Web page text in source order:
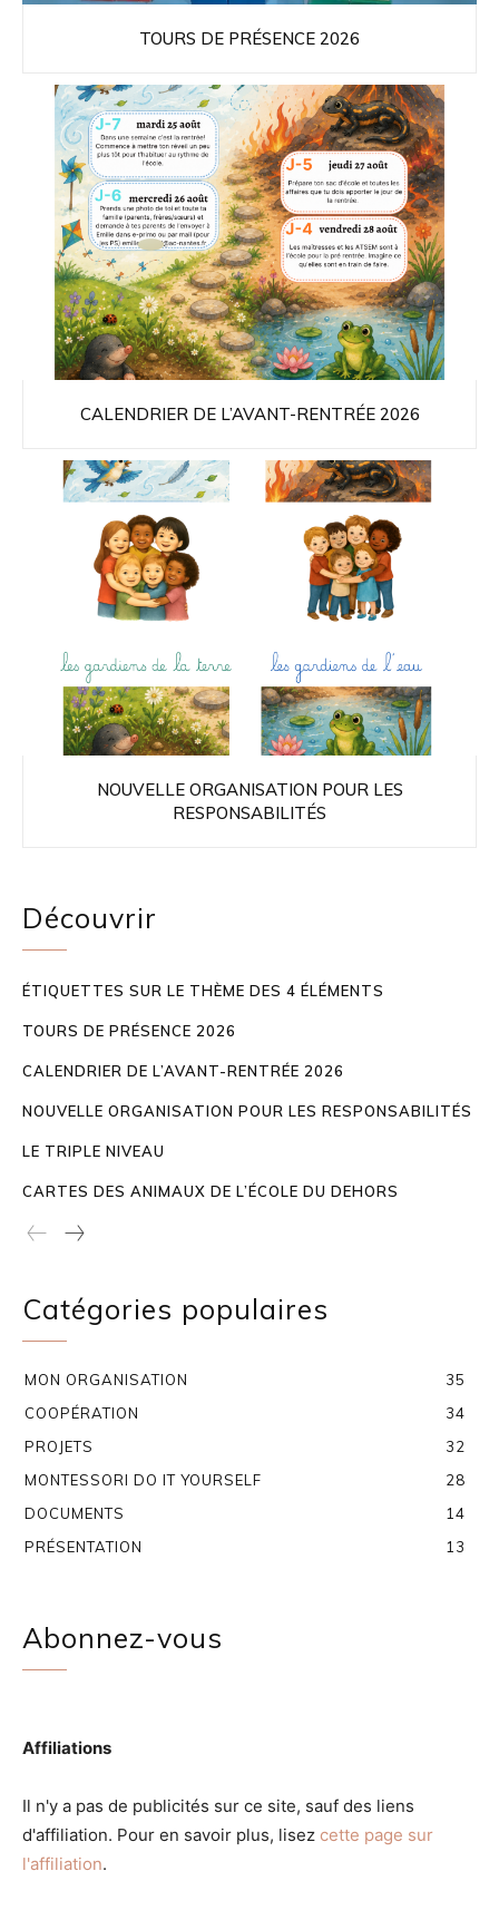
TOURS DE PRÉSENCE 2026
CALENDRIER DE L’AVANT-RENTRÉE 2026
NOUVELLE ORGANISATION POUR LES
RESPONSABILITÉS
Découvrir
ÉTIQUETTES SUR LE THÈME DES 4 ÉLÉMENTS
TOURS DE PRÉSENCE 2026
CALENDRIER DE L’AVANT-RENTRÉE 2026
NOUVELLE ORGANISATION POUR LES RESPONSABILITÉS
LE TRIPLE NIVEAU
CARTES DES ANIMAUX DE L’ÉCOLE DU DEHORS
Catégories populaires
MON ORGANISATION
35
COOPÉRATION
34
PROJETS
32
MONTESSORI DO IT YOURSELF
28
DOCUMENTS
14
PRÉSENTATION
13
Abonnez-vous
Affiliations
Il n'y a pas de publicités sur ce site, sauf des liens
d'affiliation. Pour en savoir plus, lisez cette page sur
l'affiliation.